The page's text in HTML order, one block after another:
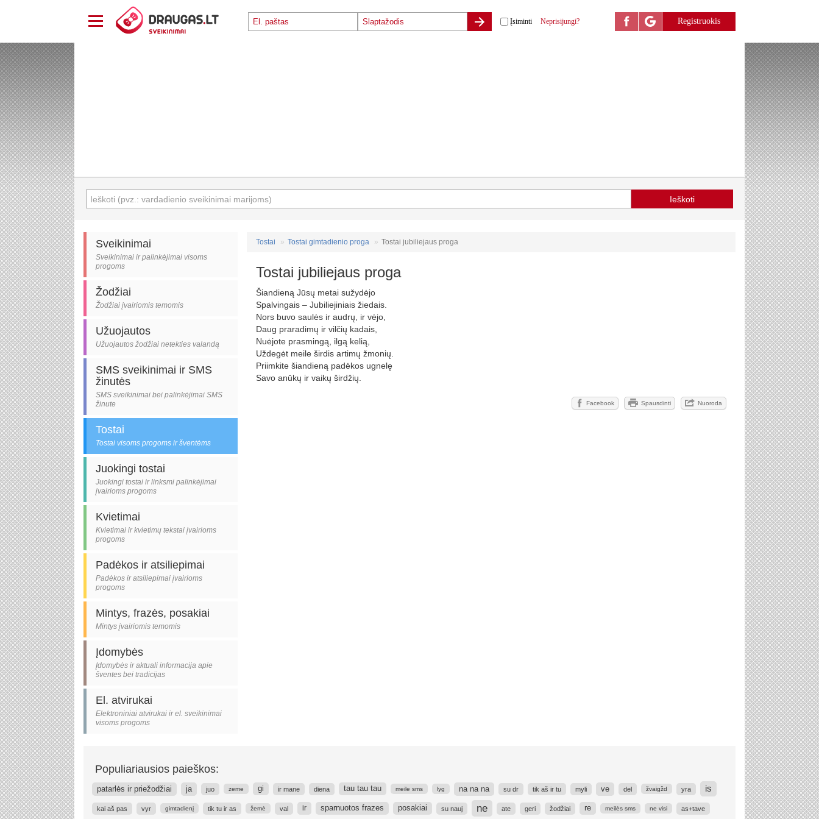
Įsiminti Neprisijungi? Registruokis
Sveikinimai
Sveikinimai ir palinkėjimai visoms
progoms
Žodžiai
Žodžiai įvairiomis temomis
Užuojautos
Užuojautos žodžiai netekties valandą
SMS sveikinimai ir SMS
žinutės
SMS sveikinimai bei palinkėjimai SMS
žinute
Tostai
Tostai visoms progoms ir šventėms
Juokingi tostai
Juokingi tostai ir linksmi palinkėjimai
įvairioms progoms
Kvietimai
Kvietimai ir kvietimų tekstai įvairioms
progoms
Padėkos ir atsiliepimai
Padėkos ir atsiliepimai įvairioms
progoms
Mintys, frazės, posakiai
Mintys įvairiomis temomis
Įdomybės
Įdomybės ir aktuali informacija apie
šventes bei tradicijas
El. atvirukai
Elektroniniai atvirukai ir el. sveikinimai
visoms progoms
Tostai Tostai gimtadienio proga Tostai jubiliejaus proga
Tostai jubiliejaus proga
Šiandieną Jūsų metai sužydėjo
Spalvingais – Jubiliejiniais žiedais.
Nors buvo saulės ir audrų, ir vėjo,
Daug praradimų ir vilčių kadais,
Nuėjote prasmingą, ilgą kelią,
Uždegėt meile širdis artimų žmonių.
Priimkite šiandieną padėkos ugnelę
Savo anūkų ir vaikų širdžių.
Facebook Spausdinti Nuoroda
Populiariausios paieškos:
patarlės ir priežodžiai ja juo zeme gi ir mane diena tau tau tau meile sms lyg na na na su dr tik aš ir tu myli ve del žvaigžd yra is
kai aš pas vyr gimtadienį tik tu ir as žemė val ir sparnuotos frazes posakiai su nauj ne ate geri žodžiai re meilės sms ne visi as+tave